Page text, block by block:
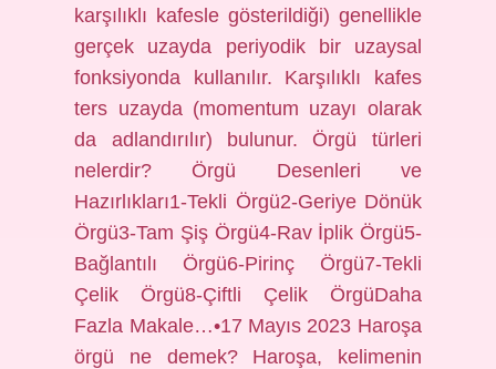
karşılıklı kafesle gösterildiği) genellikle
gerçek uzayda periyodik bir uzaysal
fonksiyonda kullanılır. Karşılıklı kafes
ters uzayda (momentum uzayı olarak
da adlandırılır) bulunur. Örgü türleri
nelerdir? Örgü Desenleri ve
Hazırlıkları1-Tekli Örgü2-Geriye Dönük
Örgü3-Tam Şiş Örgü4-Rav İplik Örgü5-
Bağlantılı Örgü6-Pirinç Örgü7-Tekli
Çelik Örgü8-Çiftli Çelik ÖrgüDaha
Fazla Makale…•17 Mayıs 2023 Haroşa
örgü ne demek? Haroşa, kelimenin